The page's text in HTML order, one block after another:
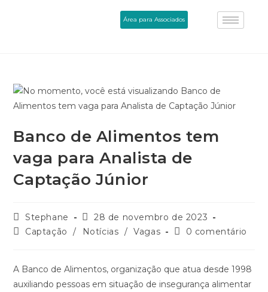
Área para Associados
Banco de Alimentos tem
vaga para Analista de
Captação Júnior
Stephane
28 de novembro de 2023
Captação
/ Notícias / Vagas 0 comentário
A Banco de Alimentos, organização que atua desde 1998
auxiliando pessoas em situação de insegurança alimentar